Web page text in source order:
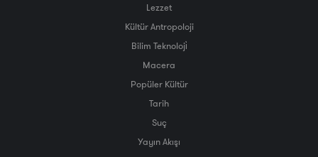
Lezzet
Kültür Antropoloji
Bilim Teknoloji̇
Macera
Popüler Kültür
Tarih
Suç
Yayın Akışı